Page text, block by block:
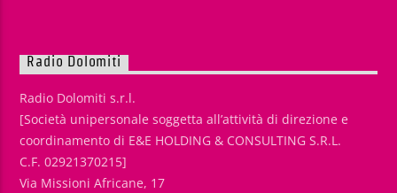
Radio Dolomiti
Radio Dolomiti s.r.l.
[Società unipersonale soggetta all’attività di direzione e
coordinamento di E&E HOLDING & CONSULTING S.R.L.
C.F. 02921370215]
Via Missioni Africane, 17